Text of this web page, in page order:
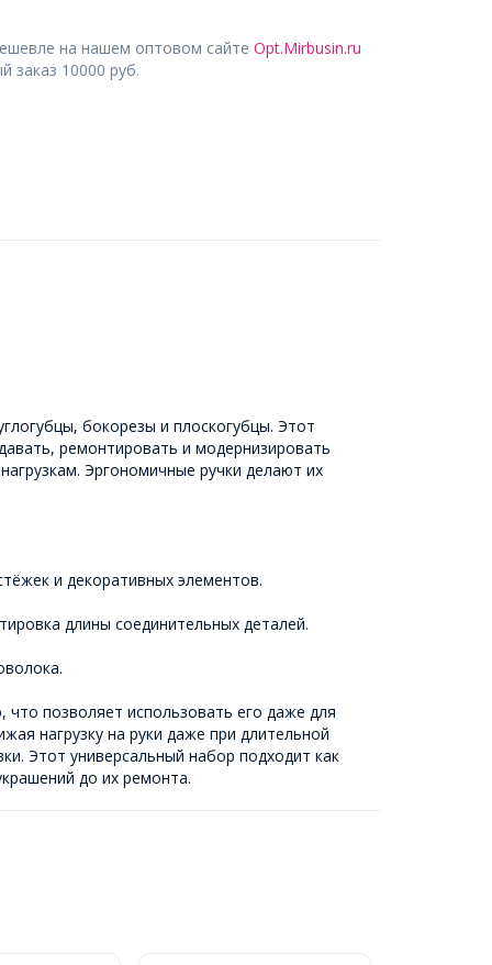
на нашем оптовом сайте Opt.Mirbusin.ru
заказ 10000 руб.
бокорезы и плоскогубцы. Этот
ремонтировать и модернизировать
Эргономичные ручки делают их
и декоративных элементов.
длины соединительных деталей.
позволяет использовать его даже для
нагрузку на руки даже при длительной
Этот универсальный набор подходит как
до их ремонта.